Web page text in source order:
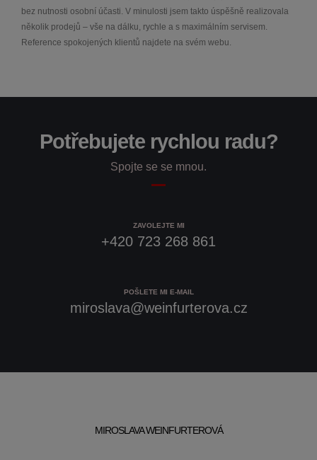
bez nutnosti osobní účasti. V minulosti jsem takto úspěšně realizovala
několik prodejů – vše na dálku, rychle a s maximálním servisem.
Reference spokojených klientů najdete na svém webu.
Potřebujete rychlou radu?
Spojte se se mnou.
ZAVOLEJTE MI
+420 723 268 861
POŠLETE MI E-MAIL
miroslava@weinfurterova.cz
MIROSLAVA WEINFURTEROVÁ